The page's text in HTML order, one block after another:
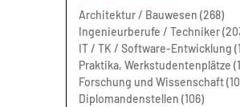
Architektur / Bauwesen (268)
Ingenieurberufe / Techniker
IT / TK / Software-Entwicklung
Praktika, Werkstudentenplätze
Forschung und Wissenschaft
Diplomandenstellen (106)